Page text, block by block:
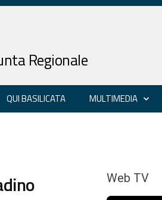
Regionale
QUI BASILICATA MULTIMEDIA
Web TV